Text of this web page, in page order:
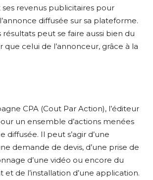
ses revenus publicitaires pour
diffusée sur sa plateforme.
résultats peut se faire aussi bien du
que celui de l’annonceur, grâce à la
CPA (Cout Par Action), l’éditeur
un ensemble d’actions menées
diffusée. Il peut s’agir d’une
demande de devis, d’une prise de
d’une vidéo ou encore du
de l’installation d’une application.